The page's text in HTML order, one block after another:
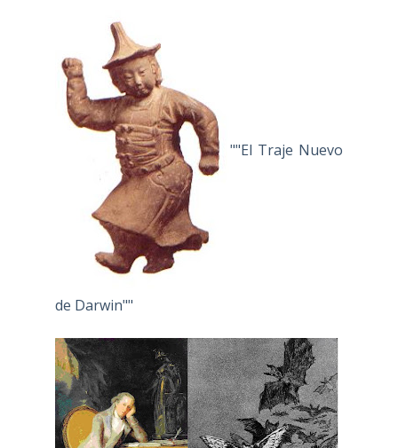
""El Traje Nuevo
de Darwin""